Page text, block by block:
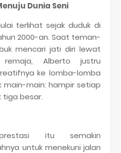
Dunia Seni
terlihat sejak duduk di
2000-an. Saat teman-
mencari jati diri lewat
Alberto justru
ke lomba-lomba
main-main: hampir setiap
tiga besar.
itu semakin
untuk menekuni jalan